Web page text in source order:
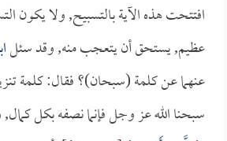
افتتحت هذه الآية بالتسبيح, ولا يكون
عظيم, يستحق أن يتعجب منه, وقد سئل
عنهما عن كلمة (سبحان)؟ فقال: كلمة تنزيه
سبحنا الله عز وجل فإنما نصفه بكل